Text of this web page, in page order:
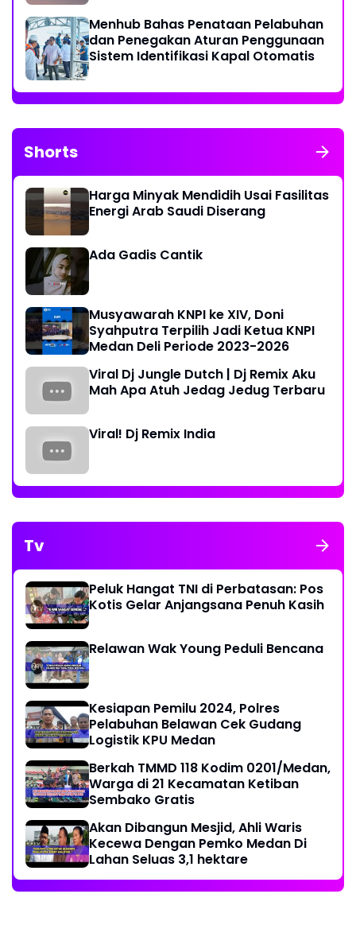
Menhub Bahas Penataan Pelabuhan
dan Penegakan Aturan Penggunaan
Sistem Identifikasi Kapal Otomatis
Shorts
Harga Minyak Mendidih Usai Fasilitas
Energi Arab Saudi Diserang
Ada Gadis Cantik
Musyawarah KNPI ke XIV, Doni
Syahputra Terpilih Jadi Ketua KNPI
Medan Deli Periode 2023-2026
Viral Dj Jungle Dutch | Dj Remix Aku
Mah Apa Atuh Jedag Jedug Terbaru
Viral! Dj Remix India
Tv
Peluk Hangat TNI di Perbatasan: Pos
Kotis Gelar Anjangsana Penuh Kasih
Relawan Wak Young Peduli Bencana
Kesiapan Pemilu 2024, Polres
Pelabuhan Belawan Cek Gudang
Logistik KPU Medan
Berkah TMMD 118 Kodim 0201/Medan,
Warga di 21 Kecamatan Ketiban
Sembako Gratis
Akan Dibangun Mesjid, Ahli Waris
Kecewa Dengan Pemko Medan Di
Lahan Seluas 3,1 hektare